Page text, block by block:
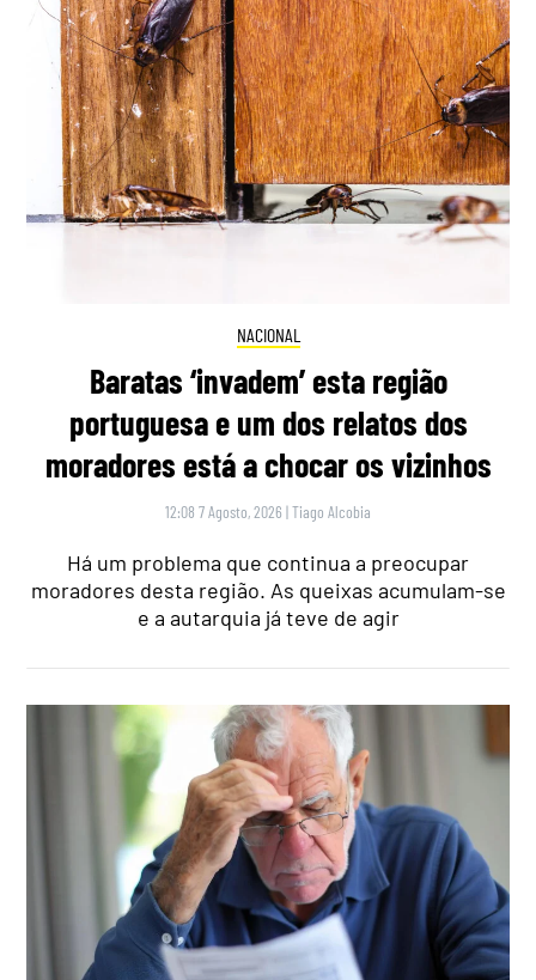
NACIONAL
Baratas ‘invadem’ esta região
portuguesa e um dos relatos dos
moradores está a chocar os vizinhos
12:08 7 Agosto, 2026 |Tiago Alcobia
Há um problema que continua a preocupar
moradores desta região. As queixas acumulam-se
e a autarquia já teve de agir